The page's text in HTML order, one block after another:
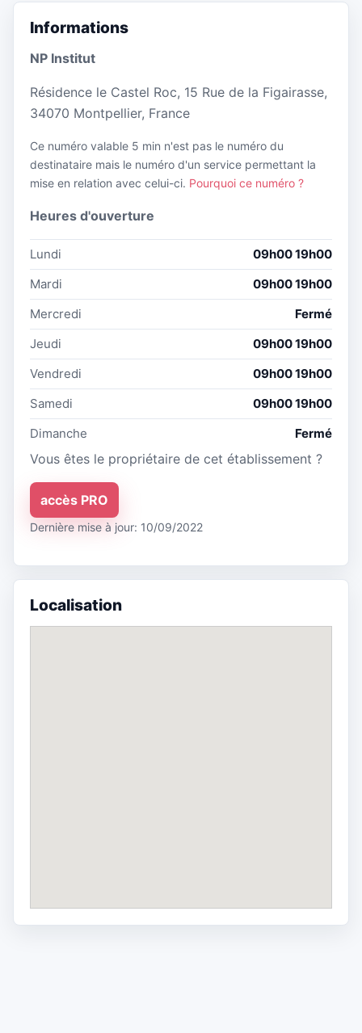
Informations
NP Institut
Résidence le Castel Roc, 15 Rue de la Figairasse,
34070 Montpellier, France
Ce numéro valable 5 min n'est pas le numéro du
destinataire mais le numéro d'un service permettant la
mise en relation avec celui-ci. Pourquoi ce numéro ?
Heures d'ouverture
Lundi
09h00 19h00
Mardi
09h00 19h00
Mercredi
Fermé
Jeudi
09h00 19h00
Vendredi
09h00 19h00
Samedi
09h00 19h00
Dimanche
Fermé
Vous êtes le propriétaire de cet établissement ?
accès PRO
Dernière mise à jour: 10/09/2022
Localisation